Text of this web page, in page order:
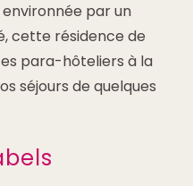
par un
cette résidence de
para-hôteliers à la
séjours de quelques